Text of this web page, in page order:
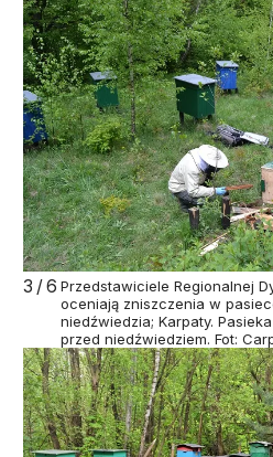
3/6 Przedstawiciele Regionalnej
oceniają zniszczenia w
niedźwiedzia; Karpaty.
przed niedźwiedziem. Fot: